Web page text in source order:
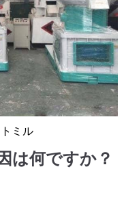
ミル
は何ですか？